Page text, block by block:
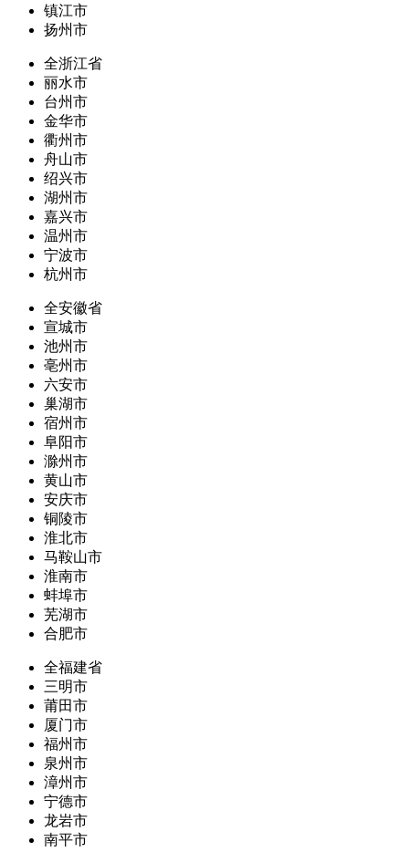
镇江市
扬州市
全浙江省
丽水市
台州市
金华市
衢州市
舟山市
绍兴市
湖州市
嘉兴市
温州市
宁波市
杭州市
全安徽省
宣城市
池州市
亳州市
六安市
巢湖市
宿州市
阜阳市
滁州市
黄山市
安庆市
铜陵市
淮北市
马鞍山市
淮南市
蚌埠市
芜湖市
合肥市
全福建省
三明市
莆田市
厦门市
福州市
泉州市
漳州市
宁德市
龙岩市
南平市